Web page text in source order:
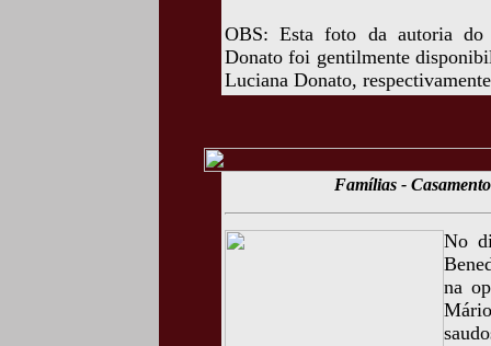
OBS: Esta foto da autoria do
Donato foi gentilmente
Luciana Donato,
Famílias -
No
na